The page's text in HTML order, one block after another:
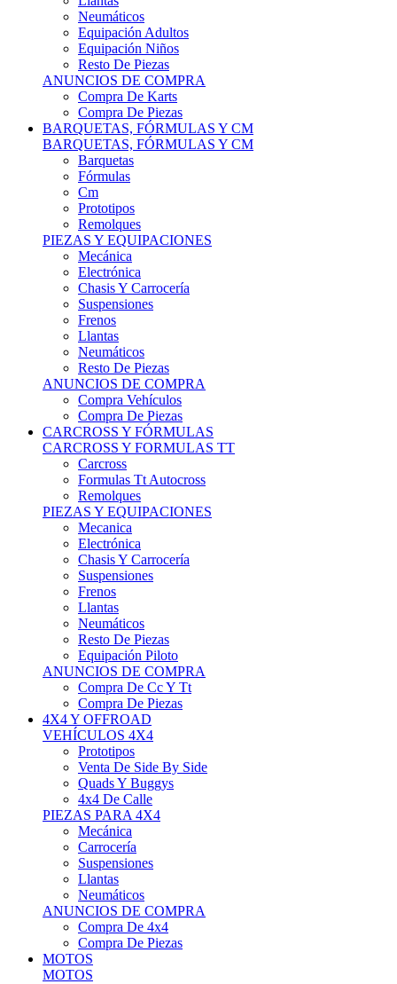
Equipación Adultos
Equipación Niños
Resto De Piezas
ANUNCIOS DE COMPRA
Compra De Karts
Compra De Piezas
BARQUETAS, FÓRMULAS Y CM
BARQUETAS, FÓRMULAS Y CM
Barquetas
Fórmulas
Cm
Prototipos
Remolques
PIEZAS Y EQUIPACIONES
Mecánica
Electrónica
Chasis Y Carrocería
Suspensiones
Frenos
Llantas
Neumáticos
Resto De Piezas
ANUNCIOS DE COMPRA
Compra Vehículos
Compra De Piezas
CARCROSS Y FÓRMULAS
CARCROSS Y FORMULAS TT
Carcross
Formulas Tt Autocross
Remolques
PIEZAS Y EQUIPACIONES
Mecanica
Electrónica
Chasis Y Carrocería
Suspensiones
Frenos
Llantas
Neumáticos
Resto De Piezas
Equipación Piloto
ANUNCIOS DE COMPRA
Compra De Cc Y Tt
Compra De Piezas
4X4 Y OFFROAD
VEHÍCULOS 4X4
Prototipos
Venta De Side By Side
Quads Y Buggys
4x4 De Calle
PIEZAS PARA 4X4
Mecánica
Carrocería
Suspensiones
Llantas
Neumáticos
ANUNCIOS DE COMPRA
Compra De 4x4
Compra De Piezas
MOTOS
MOTOS
Motos De Circuito